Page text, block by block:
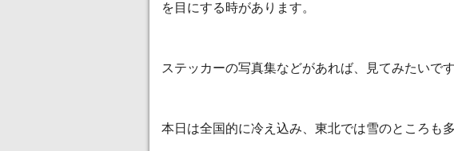
を目にする時があります。
ステッカーの写真集などがあれば、見てみたいです
本日は全国的に冷え込み、東北では雪のところも